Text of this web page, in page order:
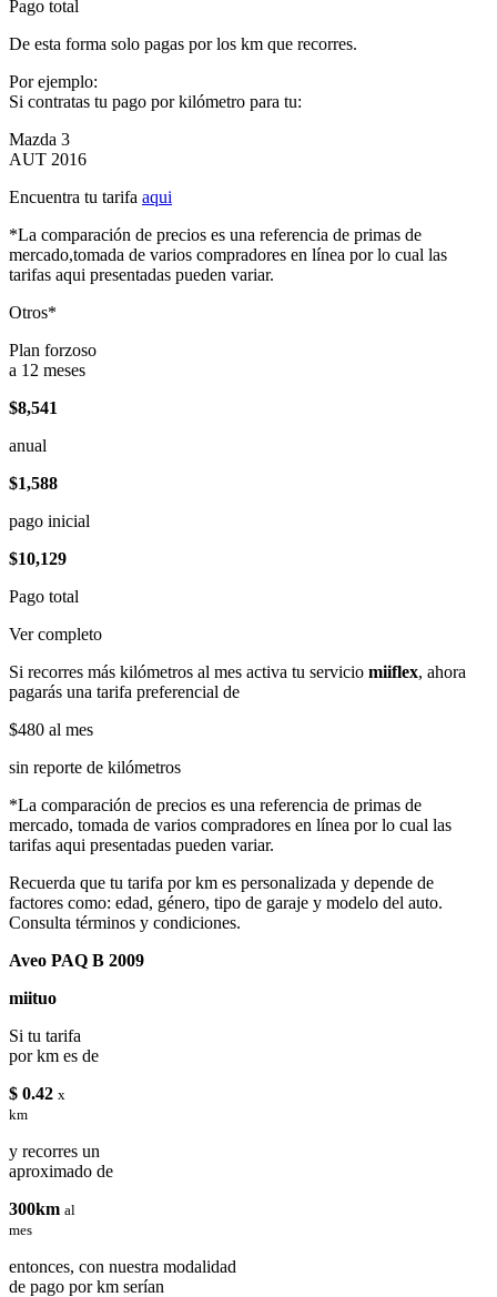
Pago total
De esta forma solo pagas por los km que recorres.
Por ejemplo:
Si contratas tu pago por kilómetro para tu:
Mazda 3
AUT 2016
Encuentra tu tarifa aqui
*La comparación de precios es una referencia de primas de
mercado,tomada de varios compradores en línea por lo cual las
tarifas aqui presentadas pueden variar.
Otros*
Plan forzoso
a 12 meses
$8,541
anual
$1,588
pago inicial
$10,129
Pago total
Ver completo
Si recorres más kilómetros al mes activa tu servicio miiflex, ahora
pagarás una tarifa preferencial de
$480 al mes
sin reporte de kilómetros
*La comparación de precios es una referencia de primas de
mercado, tomada de varios compradores en línea por lo cual las
tarifas aqui presentadas pueden variar.
Recuerda que tu tarifa por km es personalizada y depende de
factores como: edad, género, tipo de garaje y modelo del auto.
Consulta términos y condiciones.
Aveo PAQ B 2009
miituo
Si tu tarifa
por km es de
$ 0.42 x
km
y recorres un
aproximado de
300km al
mes
entonces, con nuestra modalidad
de pago por km serían